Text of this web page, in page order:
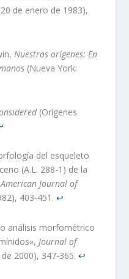
de enero de 1983),
Nuestros orígenes: En
(Nueva York:
(Orígenes
del esqueleto
(A.L. 288-1) de la
American Journal of
403-451.↩︎
análisis morfométrico
Journal of
2000), 347-365.↩︎